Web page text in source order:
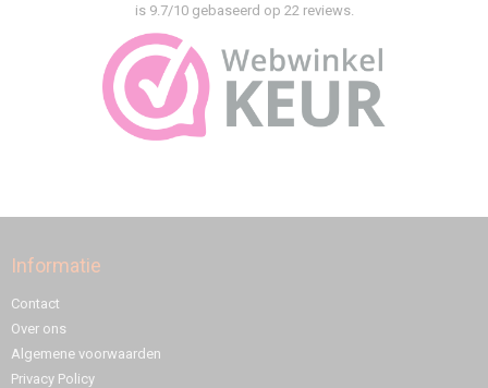
is 9.7/10 gebaseerd op 22 reviews.
Informatie
Contact
Over ons
Algemene voorwaarden
Privacy Policy